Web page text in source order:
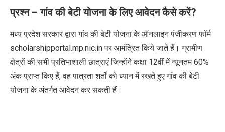
प्रश्न – गांव की बेटी योजना के लिए आवेदन कैसे करें?
मध्य प्रदेश सरकार द्वारा गांव की बेटी योजना के ऑनलाइन पंजीकरण फॉर्म
scholarshipportal.mp.nic.in पर आमंत्रित किये जाते हैं। ग्रामीण
क्षेत्रों की सभी प्रतिभाशाली छात्राएं जिन्होंने कक्षा 12वीं में न्यूनतम 60%
अंक प्राप्त किए हैं, वह पात्रता शर्तों को ध्यान में रखते हुए गांव की बेटी
योजना के अंतर्गत आवेदन कर सकती हैं।